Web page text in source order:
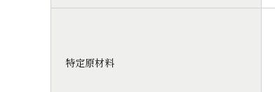
特定原材料